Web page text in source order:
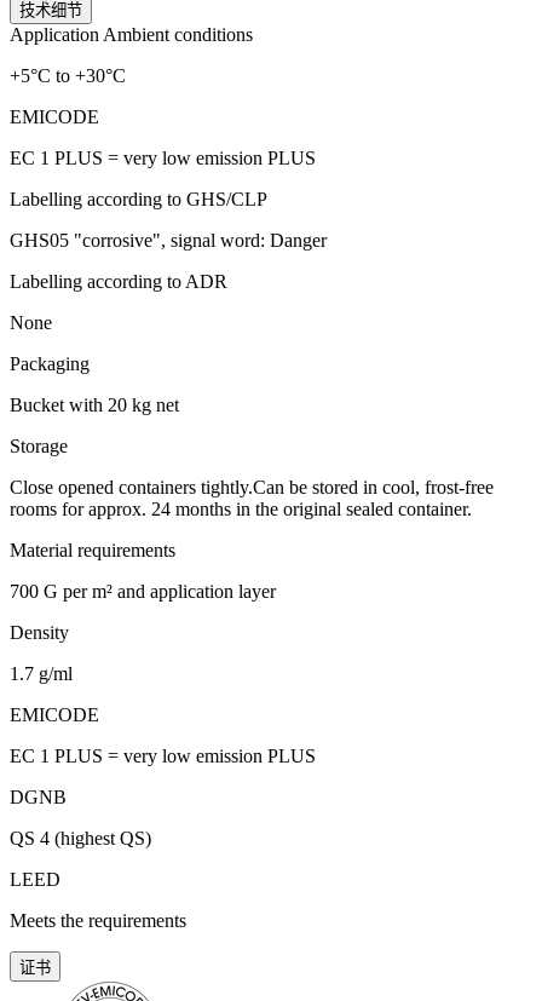
技术细节
Application Ambient conditions
+5°C to +30°C
EMICODE
EC 1 PLUS = very low emission PLUS
Labelling according to GHS/CLP
GHS05 "corrosive", signal word: Danger
Labelling according to ADR
None
Packaging
Bucket with 20 kg net
Storage
Close opened containers tightly.Can be stored in cool, frost-free
rooms for approx. 24 months in the original sealed container.
Material requirements
700 G per m² and application layer
Density
1.7 g/ml
EMICODE
EC 1 PLUS = very low emission PLUS
DGNB
QS 4 (highest QS)
LEED
Meets the requirements
证书